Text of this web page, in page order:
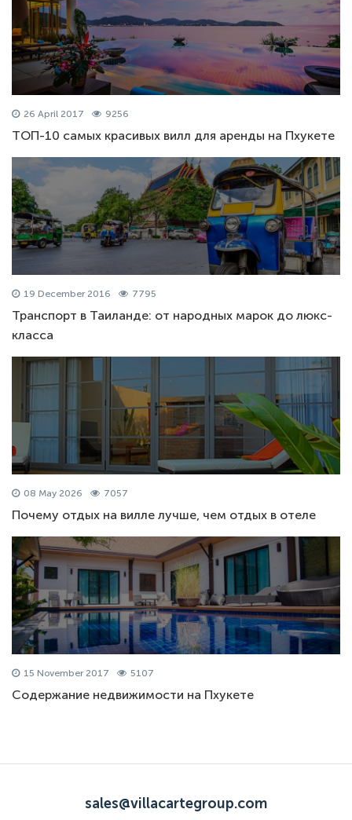
26 April 2017 9256
ТОП-10 самых красивых вилл для аренды на Пхукете
19 December 2016 7795
Транспорт в Таиланде: от народных марок до люкс-
класса
08 May 2026 7057
Почему отдых на вилле лучше, чем отдых в отеле
15 November 2017 5107
Содержание недвижимости на Пхукете
sales@villacartegroup.com